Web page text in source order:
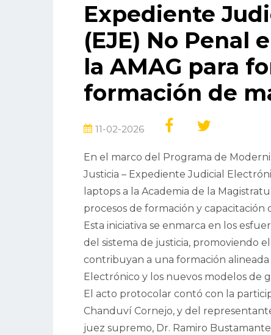
Expediente
(EJE) No Penal
la AMAG para
formación de
11-02-2026
En el marco del Programa de
Justicia – Expediente Judicial
laptops a la Academia de la
procesos de formación y capacitación
Esta iniciativa se enmarca en los
del sistema de justicia, promoviendo
contribuyan a una formación
Electrónico y los nuevos modelos de
El acto protocolar contó con la
Chanduví Cornejo, y del
juez supremo, Dr. Ramiro